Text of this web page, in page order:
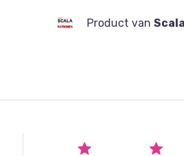
Product van